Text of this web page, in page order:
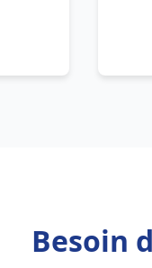
Besoin